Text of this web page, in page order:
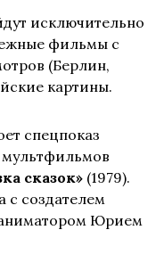
исключительно
фильмы с
(Берлин,
картины.
спецпоказ
мультфильмов
сказок» (1979).
с создателем
Юрием